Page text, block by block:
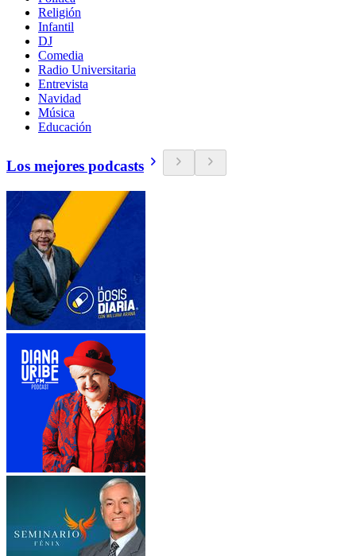
Religión
Infantil
DJ
Comedia
Radio Universitaria
Entrevista
Navidad
Música
Educación
Los mejores podcasts